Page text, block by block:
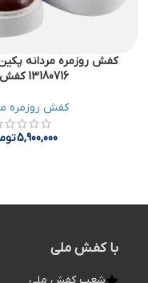
کفش روزمره مردانه
13180716 کفش ملی
کفش روزمره
5,900,000
با کفش ملی
شعب کفش ملی